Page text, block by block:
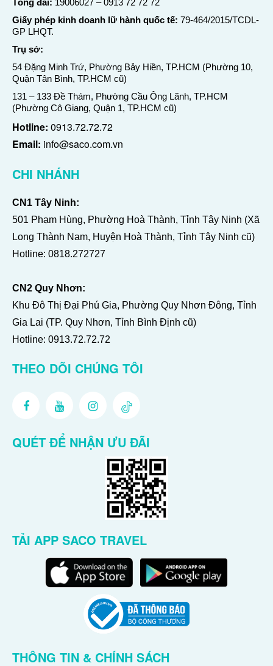
Giấy phép kinh doanh lữ hành quốc tế: 79-464/2015/TCDL-
GP LHQT.
Trụ sở:
54 Đặng Minh Trứ, Phường Bảy Hiền, TP.HCM (Phường 10,
Quận Tân Bình, TP.HCM cũ)
131 – 133 Đề Thám, Phường Cầu Ông Lãnh, TP.HCM
(Phường Cô Giang, Quận 1, TP.HCM cũ)
Hotline: 0913.72.72.72
Email: info@saco.com.vn
CHI NHÁNH
CN1 Tây Ninh:
501 Phạm Hùng, Phường Hoà Thành, Tỉnh Tây Ninh (Xã
Long Thành Nam, Huyện Hoà Thành, Tỉnh Tây Ninh cũ)
Hotline: 0818.272727
CN2 Quy Nhơn:
Khu Đô Thị Đại Phú Gia, Phường Quy Nhơn Đông, Tỉnh
Gia Lai (TP. Quy Nhơn, Tỉnh Bình Định cũ)
Hotline: 0913.72.72.72
THEO DÕI CHÚNG TÔI
QUÉT ĐỂ NHẬN ƯU ĐÃI
TẢI APP SACO TRAVEL
THÔNG TIN & CHÍNH SÁCH